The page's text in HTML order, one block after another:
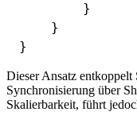
        }
    }
Dieser Ansatz
Synchronisierung über
Skalierbarkeit, führt